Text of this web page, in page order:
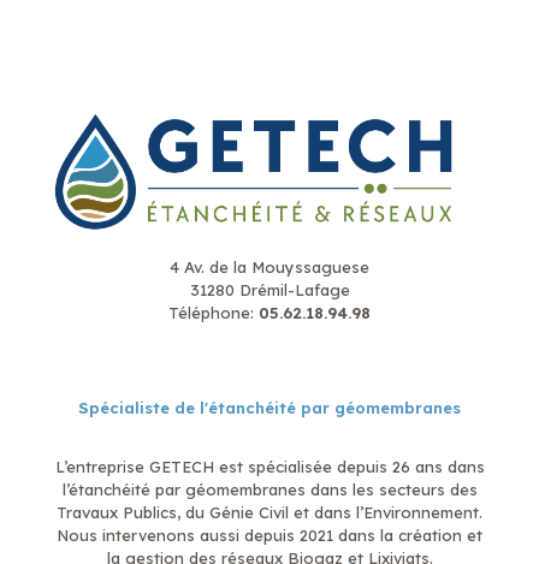
4 Av. de la Mouyssaguese
31280 Drémil-Lafage
Téléphone: 05.62.18.94.98
Spécialiste de l'étanchéité par géomembranes
L’entreprise GETECH est spécialisée depuis 26 ans dans
l’étanchéité par géomembranes dans les secteurs des
Travaux Publics, du Génie Civil et dans l’Environnement.
Nous intervenons aussi depuis 2021 dans la création et
la gestion des réseaux Biogaz et Lixiviats.